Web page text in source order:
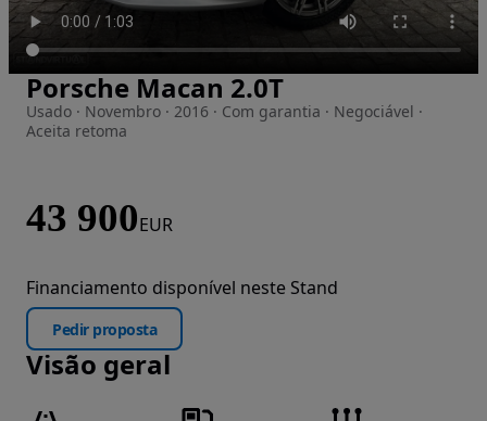
Imagem 1 de 41
Porsche Macan 2.0T
Usado · Novembro · 2016 · Com garantia · Negociável ·
Aceita retoma
43 900EUR
Financiamento disponível neste Stand
Pedir proposta
Visão geral